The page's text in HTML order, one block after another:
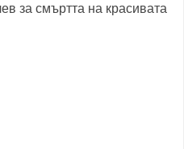
за смъртта на красивата